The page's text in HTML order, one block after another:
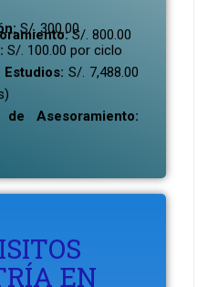
S/. 800.00
S/. 300.00
S/. 100.00 por ciclo
S/. 7,488.00
de Asesoramiento:
EN